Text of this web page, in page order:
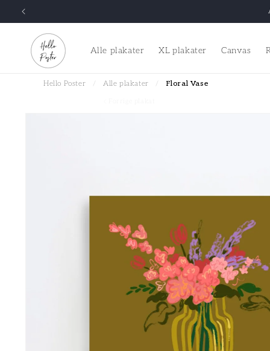
Gå til indhold
Alle plakater XL plakater Canvas
Hello Poster / Alle plakater / Floral Vase